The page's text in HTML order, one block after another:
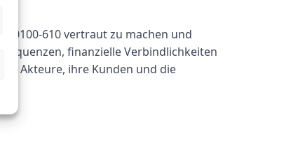
0100-610 vertraut zu machen und
finanzielle Verbindlichkeiten
Akteure, ihre Kunden und die